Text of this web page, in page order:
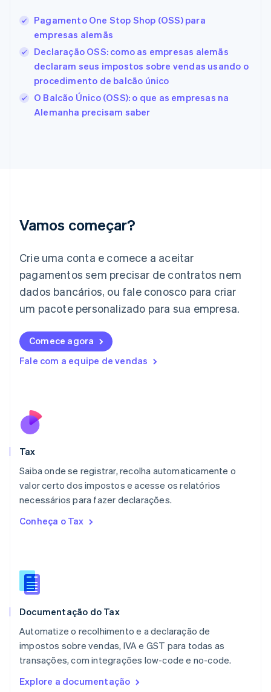
Pagamento One Stop Shop (OSS) para
empresas alemãs
Declaração OSS: como as empresas alemãs
declaram seus impostos sobre vendas usando o
procedimento de balcão único
O Balcão Único (OSS): o que as empresas na
Alemanha precisam saber
Vamos começar?
Crie uma conta e comece a aceitar
pagamentos sem precisar de contratos nem
dados bancários, ou fale conosco para criar
um pacote personalizado para sua empresa.
Comece agora
Fale com a equipe de vendas
Tax
Saiba onde se registrar, recolha automaticamente o
valor certo dos impostos e acesse os relatórios
necessários para fazer declarações.
Conheça o Tax
Documentação do Tax
Automatize o recolhimento e a declaração de
impostos sobre vendas, IVA e GST para todas as
transações, com integrações low-code e no-code.
Explore a documentação
Español English
Estados Unidos
English Español简体中文
Estônia
English
Finlândia
EnglishSvenska
França
English
Irlanda
Itália
English
Japão
日本語English
Letônia
Liechtenstein
Deutsch English
Lituânia
English
English
Malta
Noruega
English
Nova Zelândia
Países Baixos
Portugal
Português
English简体中文
Reino Unido
República Tcheca
English
English